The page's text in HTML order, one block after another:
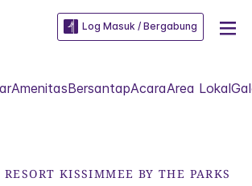
Log Masuk / Bergabung
AmenitasBersantapAcaraArea Lokal
KISSIMMEE BY THE PARKS